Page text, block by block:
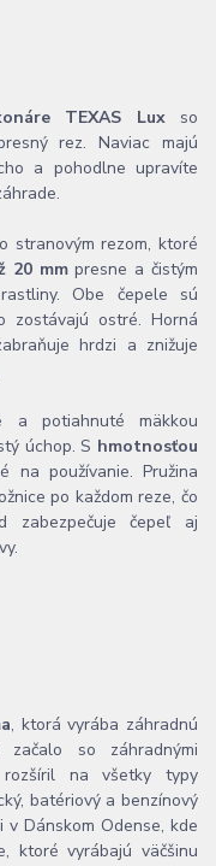
TEXAS Luxso
rez. Naviac majú
a pohodlne upravíte
stranovým rezom, ktoré
20 mmpresne a čistým
Obe čepele sú
ostré. Horná
hrdzi a znižuje
a potiahnuté mäkkou
úchop. S hmotnosťou
na používanie. Pružina
po každom reze, čo
zabezpečuje čepeľ aj
, ktorá vyrába záhradnú
so záhradnými
na všetky typy
batériový a benzínový
Dánskom Odense, kde
ktoré vyrábajú väčšinu